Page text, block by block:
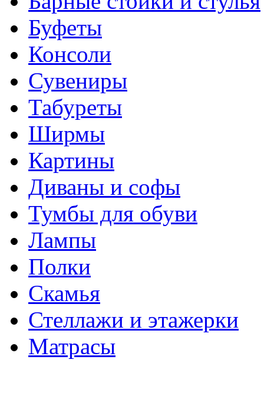
Буфеты
Консоли
Сувениры
Табуреты
Ширмы
Картины
Диваны и софы
Тумбы для обуви
Лампы
Полки
Скамья
Стеллажи и этажерки
Матрасы